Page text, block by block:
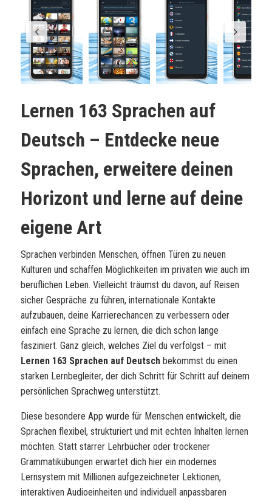
Lernen 163 Sprachen auf
Deutsch – Entdecke neue
Sprachen, erweitere deinen
Horizont und lerne auf deine
eigene Art
Sprachen verbinden Menschen, öffnen Türen zu neuen
Kulturen und schaffen Möglichkeiten im privaten wie auch im
beruflichen Leben. Vielleicht träumst du davon, auf Reisen
sicher Gespräche zu führen, internationale Kontakte
aufzubauen, deine Karrierechancen zu verbessern oder
einfach eine Sprache zu lernen, die dich schon lange
fasziniert. Ganz gleich, welches Ziel du verfolgst – mit
Lernen 163 Sprachen auf Deutsch bekommst du einen
starken Lernbegleiter, der dich Schritt für Schritt auf deinem
persönlichen Sprachweg unterstützt.
Diese besondere App wurde für Menschen entwickelt, die
Sprachen flexibel, strukturiert und mit echten Inhalten lernen
möchten. Statt starrer Lehrbücher oder trockener
Grammatikübungen erwartet dich hier ein modernes
Lernsystem mit Millionen aufgezeichneter Lektionen,
interaktiven Audioeinheiten und individuell anpassbaren